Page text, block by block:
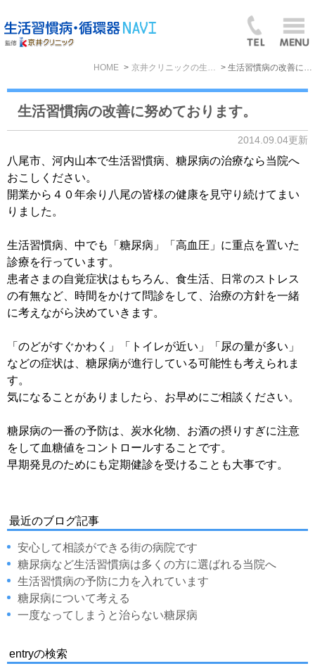
HOME
生活習慣病の改善に努めております。
2014.09.04更新
八尾市、河内山本で生活習慣病、糖尿病の治療なら当院へ
おこしください。
開業から４０年余り八尾の皆様の健康を見守り続けてまい
りました。
生活習慣病、中でも「糖尿病」「高血圧」に重点を置いた
診療を行っています。
患者さまの自覚症状はもちろん、食生活、日常のストレス
の有無など、時間をかけて問診をして、治療の方針を一緒
に考えながら決めていきます。
「のどがすぐかわく」「トイレが近い」「尿の量が多い」
などの症状は、糖尿病が進行している可能性も考えられま
す。
気になることがありましたら、お早めにご相談ください。
糖尿病の一番の予防は、炭水化物、お酒の摂りすぎに注意
をして血糖値をコントロールすることです。
早期発見のためにも定期健診を受けることも大事です。
最近のブログ記事
安心して相談ができる街の病院です
糖尿病など生活習慣病は多くの方に選ばれる当院へ
生活習慣病の予防に力を入れています
糖尿病について考える
一度なってしまうと治らない糖尿病
entryの検索